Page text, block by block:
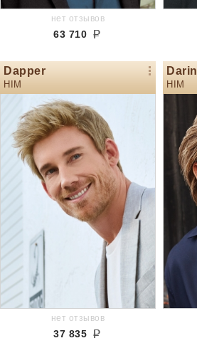
нет отзывов
63 710
Dapper
HIM
нет отзывов
37 835
HIM